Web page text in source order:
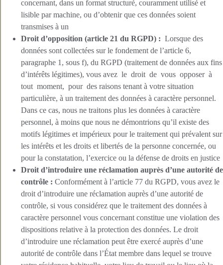
concernant, dans un format structuré, couramment utilisé et
lisible par machine, ou d’obtenir que ces données soient
transmises à un
Droit d’opposition (article 21 du RGPD) : Lorsque des
données sont collectées sur le fondement de l’article 6,
paragraphe 1, sous f), du RGPD (traitement de données aux fins
d’intérêts légitimes), vous avez le droit de vous opposer à
tout moment, pour des raisons tenant à votre situation
particulière, à un traitement des données à caractère personnel.
Dans ce cas, nous ne traitons plus les données à caractère
personnel, à moins que nous ne démontrions qu’il existe des
motifs légitimes et impérieux pour le traitement qui prévalent sur
les intérêts et les droits et libertés de la personne concernée, ou
pour la constatation, l’exercice ou la défense de droits en justice
Droit d’introduire une réclamation auprès d’une autorité de
contrôle : Conformément à l’article 77 du RGPD, vous avez le
droit d’introduire une réclamation auprès d’une autorité de
contrôle, si vous considérez que le traitement des données à
caractère personnel vous concernant constitue une violation des
dispositions relative à la protection des données. Le droit
d’introduire une réclamation peut être exercé auprès d’une
autorité de contrôle dans l’État membre dans lequel se trouve